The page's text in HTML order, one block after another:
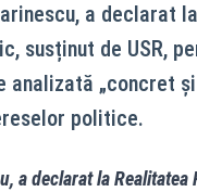
a declarat
susținut de USR,
analizată „concret
politice.
a declarat la